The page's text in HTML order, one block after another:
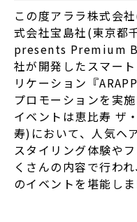
よくあるご質問
資料ダウンロード一覧
この度アララ株式会
式会社宝島社(東京都
presents Premium
社が開発したスマー
リケーション『
プロモーションを実施
イベントは恵比寿 ザ
寿)において、人気ヘ
スタイリング体験や
くさんの内容で行わ
のイベントを堪能しま